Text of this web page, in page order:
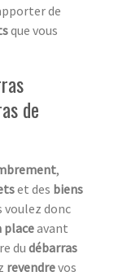
de
que vous
de
,
et des biens
voulez donc
placeavant
du débarras
revendrevos